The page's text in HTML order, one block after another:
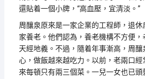
還貼着一個小牌，“高血壓，宜清淡。”
周釀泉原來是一家企業的工程師，退
家養老。他們認為，養老機構不方便，
天經地義。不過，隨着年事漸高，周
心，做飯越來越吃力。以前，老兩口經
來每頓只有兩三個菜。一兒一女也已頭